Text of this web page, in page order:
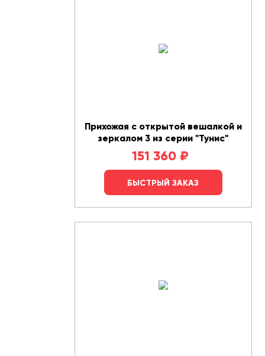
Прихожая с открытой вешалкой и
зеркалом 3 из серии "Тунис"
151 360 ₽
БЫСТРЫЙ ЗАКАЗ